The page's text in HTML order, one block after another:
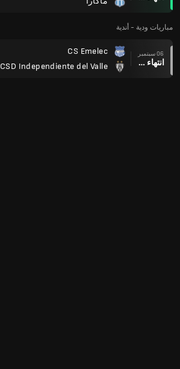
مباريات ودية - أندية
06 سبتمبر
انتهاء وقت المباراة
CS Emelec
CSD Independiente del Valle